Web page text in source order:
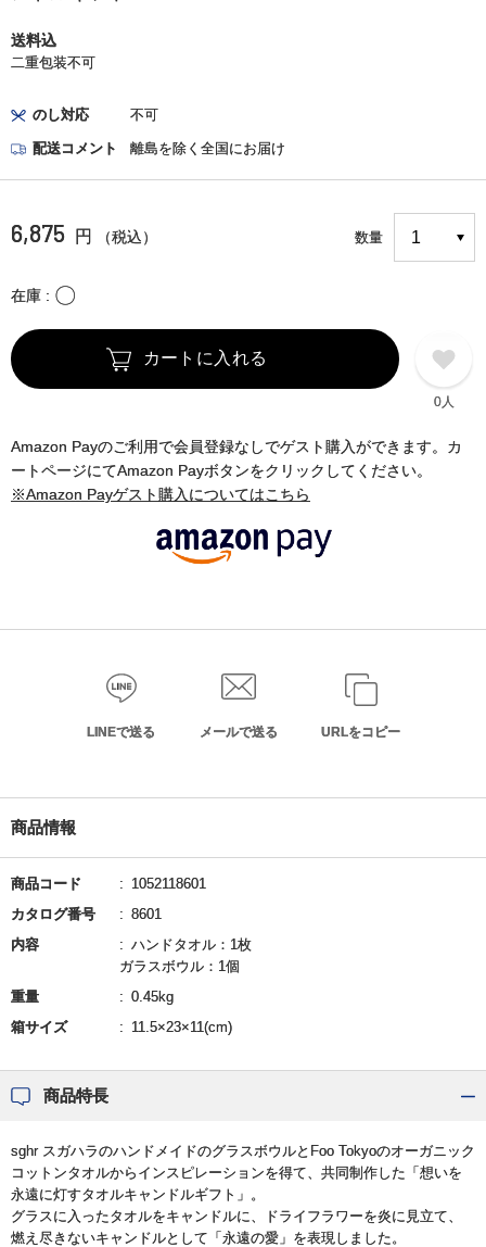
送料込
二重包装不可
のし対応 不可
配送コメント 離島を除く全国にお届け
6,875 円 （税込） 数量
在庫 〇
カートに入れる
0人
Amazon Payのご利用で会員登録なしでゲスト購入ができます。カ
ートページにてAmazon Payボタンをクリックしてください。
※Amazon Payゲスト購入についてはこちら
LINEで送る メールで送る URLをコピー
商品情報
商品コード
1052118601
カタログ番号
8601
内容
ハンドタオル：1枚
ガラスボウル：1個
重量
0.45kg
箱サイズ
11.5×23×11(cm)
商品特長
sghr スガハラのハンドメイドのグラスボウルとFoo Tokyoのオーガニック
コットンタオルからインスピレーションを得て、共同制作した「想いを
永遠に灯すタオルキャンドルギフト」。
グラスに入ったタオルをキャンドルに、ドライフラワーを炎に見立て、
燃え尽きないキャンドルとして「永遠の愛」を表現しました。